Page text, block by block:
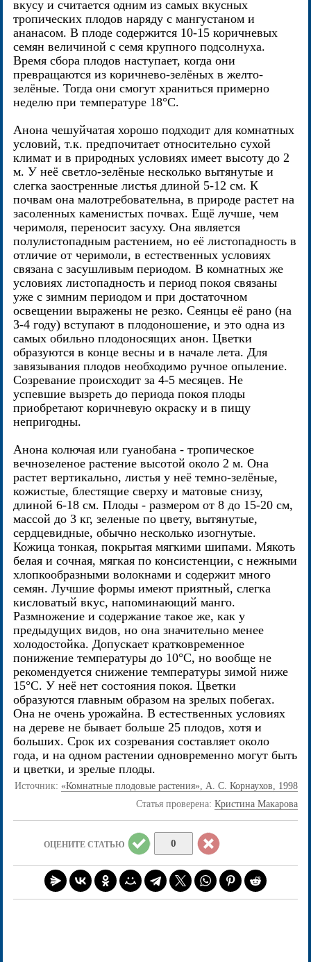
вкусу и считается одним из самых вкусных
тропических плодов наряду с мангустаном и
ананасом. В плоде содержится 10-15 коричневых
семян величиной с семя крупного подсолнуха.
Время сбора плодов наступает, когда они
превращаются из коричнево-зелёных в желто-
зелёные. Тогда они смогут храниться примерно
неделю при температуре 18°С.
Анона чешуйчатая хорошо подходит для комнатных
условий, т.к. предпочитает относительно сухой
климат и в природных условиях имеет высоту до 2
м. У неё светло-зелёные несколько вытянутые и
слегка заостренные листья длиной 5-12 см. К
почвам она малотребовательна, в природе растет на
засоленных каменистых почвах. Ещё лучше, чем
черимоля, переносит засуху. Она является
полулистопадным растением, но её листопадность в
отличие от черимоли, в естественных условиях
связана с засушливым периодом. В комнатных же
условиях листопадность и период покоя связаны
уже с зимним периодом и при достаточном
освещении выражены не резко. Сеянцы её рано (на
3-4 году) вступают в плодоношение, и это одна из
самых обильно плодоносящих анон. Цветки
образуются в конце весны и в начале лета. Для
завязывания плодов необходимо ручное опыление.
Созревание происходит за 4-5 месяцев. Не
успевшие вызреть до периода покоя плоды
приобретают коричневую окраску и в пищу
непригодны.
Анона колючая или гуанобана - тропическое
вечнозеленое растение высотой около 2 м. Она
растет вертикально, листья у неё темно-зелёные,
кожистые, блестящие сверху и матовые снизу,
длиной 6-18 см. Плоды - размером от 8 до 15-20 см,
массой до 3 кг, зеленые по цвету, вытянутые,
сердцевидные, обычно несколько изогнутые.
Кожица тонкая, покрытая мягкими шипами. Мякоть
белая и сочная, мягкая по консистенции, с нежными
хлопкообразными волокнами и содержит много
семян. Лучшие формы имеют приятный, слегка
кисловатый вкус, напоминающий манго.
Размножение и содержание такое же, как у
предыдущих видов, но она значительно менее
холодостойка. Допускает кратковременное
понижение температуры до 10°С, но вообще не
рекомендуется снижение температуры зимой ниже
15°С. У неё нет состояния покоя. Цветки
образуются главным образом на зрелых побегах.
Она не очень урожайна. В естественных условиях
на дереве не бывает больше 25 плодов, хотя и
больших. Срок их созревания составляет около
года, и на одном растении одновременно могут быть
и цветки, и зрелые плоды.
Источник: «Комнатные плодовые растения», А. С. Корнаухов, 1998
Статья проверена: Кристина Макарова
ОЦЕНИТЕ СТАТЬЮ 0